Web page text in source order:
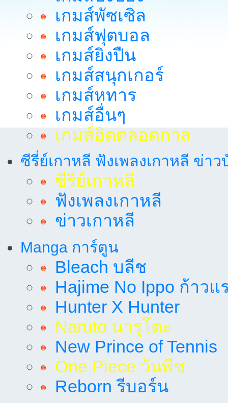
เกมส์พัซเซิล
เกมส์ฟุตบอล
เกมส์ยิงปืน
เกมส์สนุกเกอร์
เกมส์หทาร
เกมส์อื่นๆ
เกมส์ฮิตตลอดกาล
ซีรี่ย์เกาหลี ฟังเพลงเกาหลี ข่าว
ซีรี่ย์เกาหลี
ฟังเพลงเกาหลี
ข่าวเกาหลี
Manga การ์ตูน
Bleach บลีช
Hajime No Ippo ก้าวแ
Hunter X Hunter
Naruto นารุโตะ
New Prince of Tennis
One Piece วันพีช
Reborn รีบอร์น